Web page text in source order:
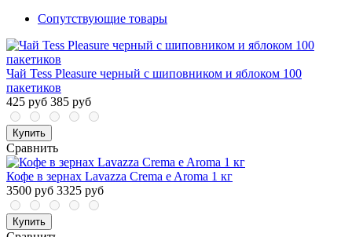
Сопутствующие товары
Чай Tess Pleasure черный с шиповником и яблоком 100
пакетиков
425 руб 385 руб
Купить
Сравнить
Кофе в зернах Lavazza Crema e Aroma 1 кг
3500 руб 3325 руб
Купить